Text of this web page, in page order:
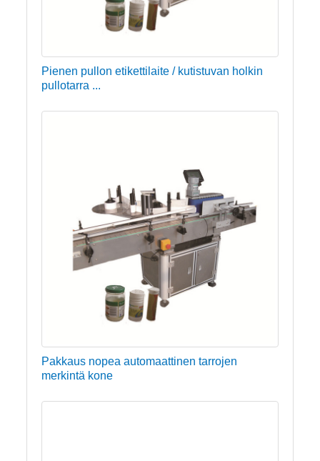
Pienen pullon etikettilaite / kutistuvan holkin
pullotarra ...
Pakkaus nopea automaattinen tarrojen
merkintä kone